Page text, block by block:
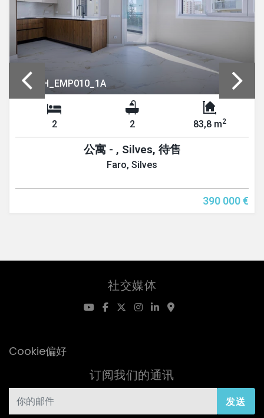
REF: PH_EMP010_1A
2 2 83,8 m2
公寓 - , Silves, 待售
Faro, Silves
390 000 €
社交媒体
Cookie偏好
订阅我们的通讯
发送